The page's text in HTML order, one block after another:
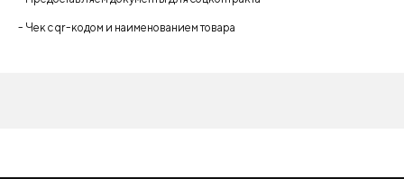
- Чек с qr-кодом и наименованием товара